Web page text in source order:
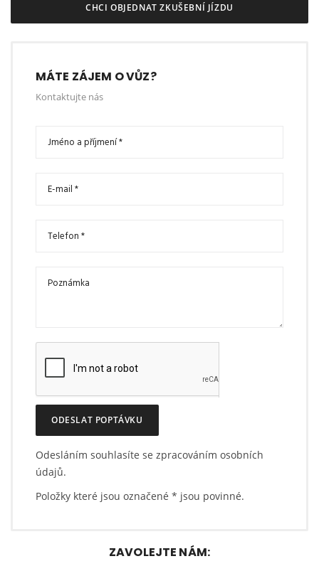
CHCI OBJEDNAT ZKUŠEBNÍ JÍZDU
MÁTE ZÁJEM O VŮZ?
Kontaktujte nás
ODESLAT POPTÁVKU
Odesláním souhlasíte se zpracováním osobních
údajů.
Položky které jsou označené * jsou povinné.
ZAVOLEJTE NÁM: